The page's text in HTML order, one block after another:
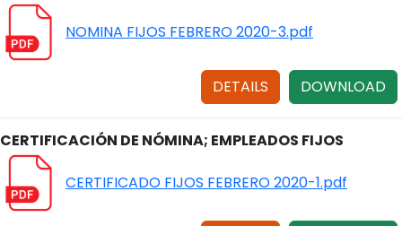
NOMINA FIJOS FEBRERO 2020-3.pdf
DOWNLOAD
DETAILS
CERTIFICACIÓN DE NÓMINA; EMPLEADOS FIJOS
CERTIFICADO FIJOS FEBRERO 2020-1.pdf